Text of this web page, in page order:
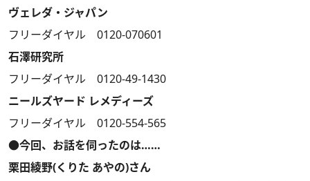
ヴェレダ・ジャパン
フリーダイヤル 0120-070601
石澤研究所
フリーダイヤル 0120-49-1430
ニールズヤード レメディーズ
フリーダイヤル 0120-554-565
●今回、お話を伺ったのは……
栗田綾野(くりた あやの)さん